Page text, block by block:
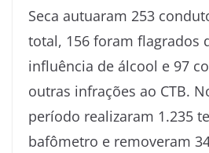
Seca autuaram 253
total, 156 foram flagrados
influência de álcool e 97
outras infrações ao CTB.
período realizaram 1.235
bafômetro e removeram